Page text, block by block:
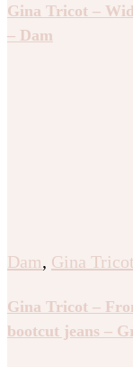
Gina Tricot –
– Dam
Dam, Gina Tricot
Gina Tricot –
bootcut jeans –